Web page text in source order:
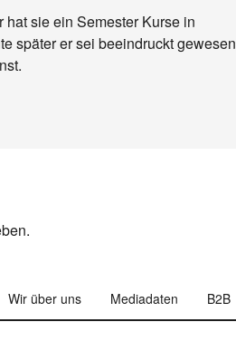
sie ein Semester Kurse in
später er sei beeindruckt gewesen
Wir über uns Mediadaten B2B